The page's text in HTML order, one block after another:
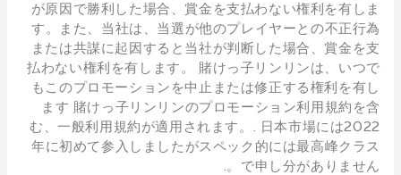
が原因で勝利した場合、賞金を支払わない権利を有しま
す。また、当社は、当選が他のプレイヤーとの不正行為
または共謀に起因すると当社が判断した場合、賞金を支
払わない権利を有します。 賭けっ子リンリンは、いつで
もこのプロモーションを中止または修正する権利を有し
ます 賭けっ子リンリンのプロモーション利用規約を含
む、一般利用規約が適用されます。. 日本市場には2022
年に初めて参入しましたがスペック的には最高峰クラス
で申し分がありません。.